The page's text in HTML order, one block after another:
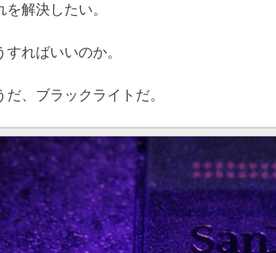
を解決したい。
すればいいのか。
だ、ブラックライトだ。